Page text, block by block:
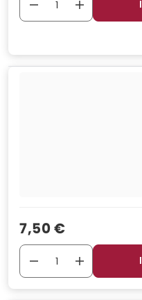
Verkaufspreis
7,50 €